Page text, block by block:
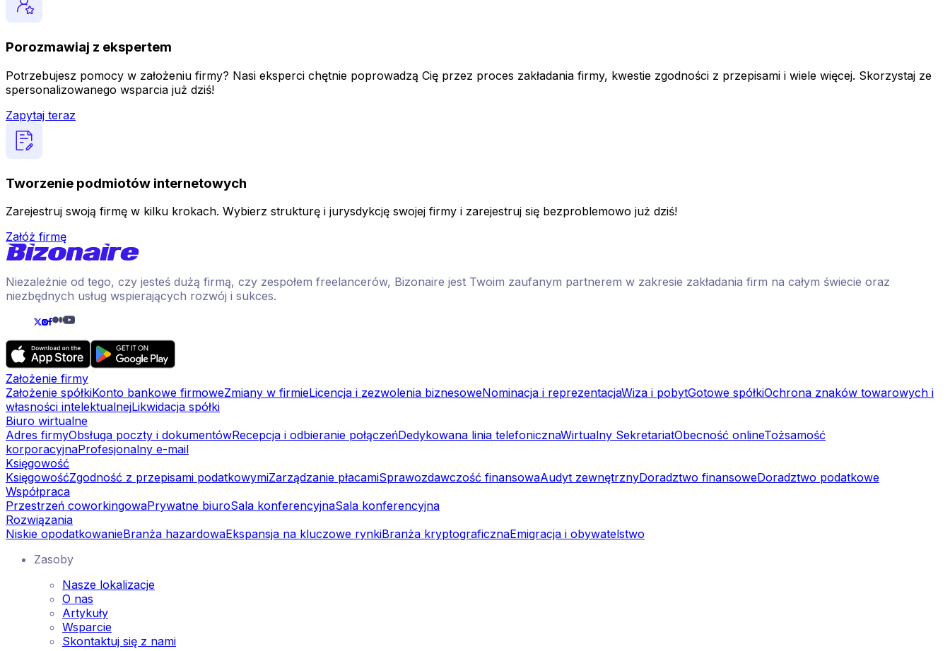
Porozmawiaj z ekspertem
Potrzebujesz pomocy w założeniu firmy? Nasi eksperci chętnie poprowadzą Cię przez proces zakładania firmy, kwestie zgodności z przepisami i wiele więcej. Skorzystaj ze
spersonalizowanego wsparcia już dziś!
Zapytaj teraz
Tworzenie podmiotów internetowych
Zarejestruj swoją firmę w kilku krokach. Wybierz strukturę i jurysdykcję swojej firmy i zarejestruj się bezproblemowo już dziś!
Załóż firmę
Niezależnie od tego, czy jesteś dużą firmą, czy zespołem freelancerów, Bizonaire jest Twoim zaufanym partnerem w zakresie zakładania firm na całym świecie oraz
niezbędnych usług wspierających rozwój i sukces.
Założenie firmy
Założenie spółkiKonto bankowe firmoweZmiany w firmieLicencja i zezwolenia biznesoweNominacja i reprezentacjaWiza i pobytGotowe spółkiOchrona znaków towarowych i
własności intelektualnejLikwidacja spółki
Biuro wirtualne
Adres firmyObsługa poczty i dokumentówRecepcja i odbieranie połączeńDedykowana linia telefonicznaWirtualny SekretariatObecność onlineTożsamość
korporacyjnaProfesjonalny e-mail
Księgowość
KsięgowośćZgodność z przepisami podatkowymiZarządzanie płacamiSprawozdawczość finansowaAudyt zewnętrznyDoradztwo finansoweDoradztwo podatkowe
Współpraca
Przestrzeń coworkingowaPrywatne biuroSala konferencyjnaSala konferencyjna
Rozwiązania
Niskie opodatkowanieBranża hazardowaEkspansja na kluczowe rynkiBranża kryptograficznaEmigracja i obywatelstwo
Zasoby
Nasze lokalizacje
O nas
Artykuły
Wsparcie
Skontaktuj się z nami